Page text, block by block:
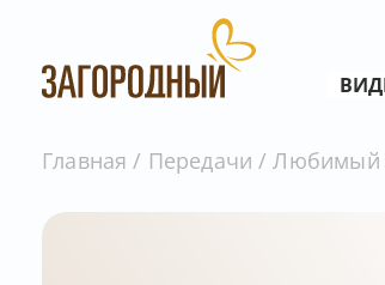
Главная Передачи Любимый